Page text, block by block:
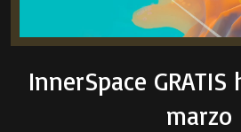
InnerSpace
marzo